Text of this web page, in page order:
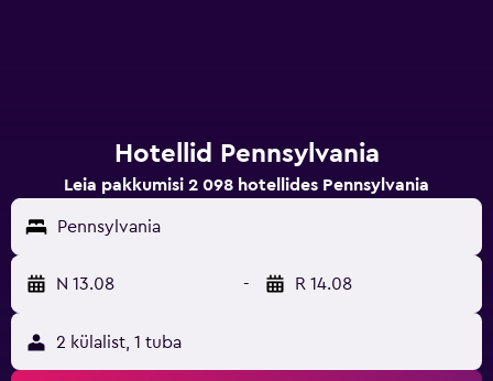
Hotellid Pennsylvania
Leia pakkumisi 2 098 hotellides Pennsylvania
Pennsylvania
N 13.08 - R 14.08
2 külalist, 1 tuba